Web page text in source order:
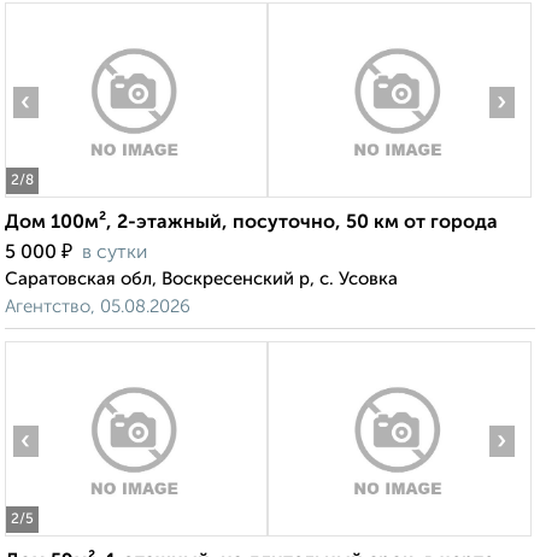
2/8
‹ ›
Дом 100м², 2-этажный, посуточно, 50 км от города
5 000 ₽ в сутки
Саратовская обл, Воскресенский р, с. Усовка
Агентство, 05.08.2026
2/5
‹ ›